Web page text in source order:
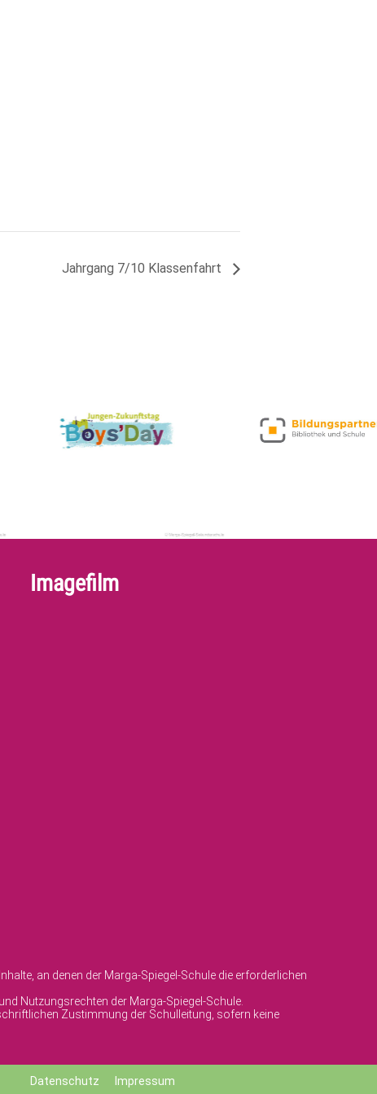
Jahrgang 7/10 Klassenfahrt
Imagefilm
an denen der Marga-Spiegel-Schule die erforderlichen
Nutzungsrechten der Marga-Spiegel-Schule.
Zustimmung der Schulleitung, sofern keine
Datenschutz Impressum